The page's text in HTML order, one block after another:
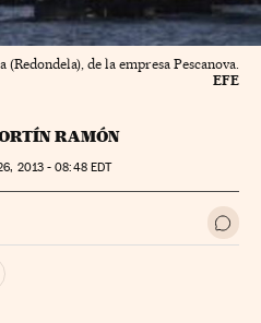
(Redondela), de la empresa Pescanova.
EFE
RAMÓN
2013 - 08:48EDT
Sociales Ir a